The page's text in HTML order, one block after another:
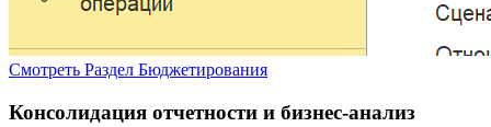
Смотреть Раздел Бюджетирования
Консолидация отчетности и бизнес-анализ